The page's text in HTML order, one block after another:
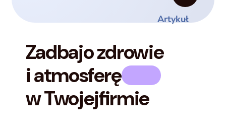
Artykuł
Zadbajo zdrowie
i atmosferę
w Twojejfirmie